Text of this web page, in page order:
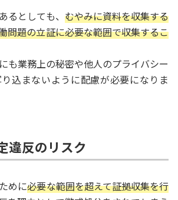
るとしても、 むやみに資料を収集する
問題の立証に必要な範囲で収集するこ
も業務上の秘密や他人のプライバシー
込まないように配慮が必要になりま
違反のリスク
めに必要な範囲を超えて証拠収集を行